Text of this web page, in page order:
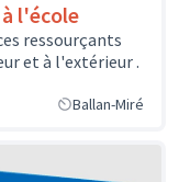
l'école
ressourçants
et à l'extérieur .
Ballan-Miré